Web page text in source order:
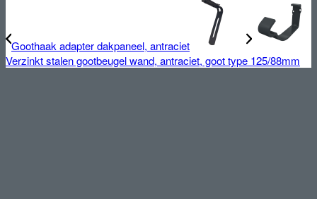
Goothaak adapter dakpaneel, antraciet
Verzinkt stalen gootbeugel wand, antraciet, goot type 125/88mm